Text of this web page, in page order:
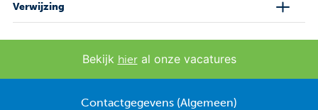
Verwijzing
Bekijk hieral onze vacatures
Contactgegevens (Algemeen)